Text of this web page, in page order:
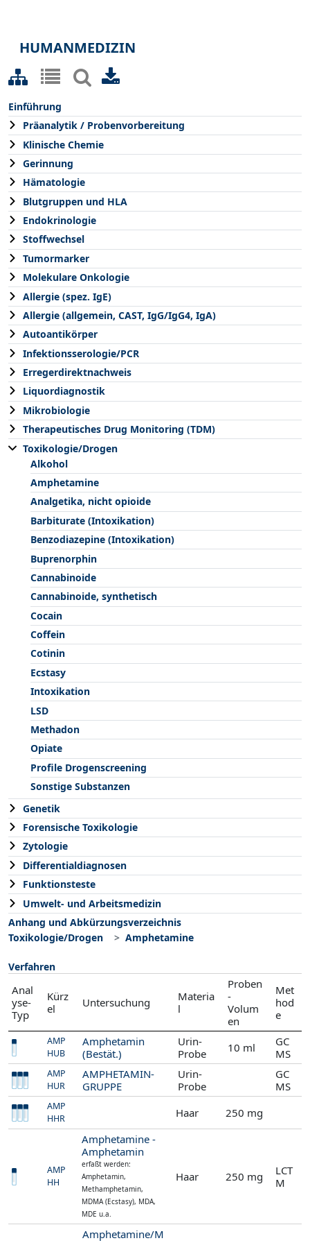
HUMANMEDIZIN
Einführung
Präanalytik / Probenvorbereitung
Klinische Chemie
Gerinnung
Hämatologie
Blutgruppen und HLA
Endokrinologie
Stoffwechsel
Tumormarker
Molekulare Onkologie
Allergie (spez. IgE)
Allergie (allgemein, CAST, IgG/IgG4, IgA)
Autoantikörper
Infektionsserologie/PCR
Erregerdirektnachweis
Liquordiagnostik
Mikrobiologie
Therapeutisches Drug Monitoring (TDM)
Toxikologie/Drogen
Alkohol
Amphetamine
Analgetika, nicht opioide
Barbiturate (Intoxikation)
Benzodiazepine (Intoxikation)
Buprenorphin
Cannabinoide
Cannabinoide, synthetisch
Cocain
Coffein
Cotinin
Ecstasy
Intoxikation
LSD
Methadon
Opiate
Profile Drogenscreening
Sonstige Substanzen
Genetik
Forensische Toxikologie
Zytologie
Differentialdiagnosen
Funktionsteste
Umwelt- und Arbeitsmedizin
Anhang und Abkürzungsverzeichnis
Toxikologie/Drogen
Amphetamine
Verfahren
Anal
yse-
Typ
Kürz
el
Untersuchung
Materia
l
Proben
-
Volum
en
Met
hod
e
AMP
HUB
Amphetamin
(Bestät.)
Urin-
Probe
10 ml
GC
MS
AMP
HUR
AMPHETAMIN-
GRUPPE
Urin-
Probe
GC
MS
AMP
HHR
Haar 250 mg
AMP
HH
Amphetamine -
Amphetamin
erfaßt werden:
Amphetamin,
Methamphetamin,
MDMA (Ecstasy), MDA,
MDE u.a.
Haar 250 mg
LCT
M
Amphetamine/M